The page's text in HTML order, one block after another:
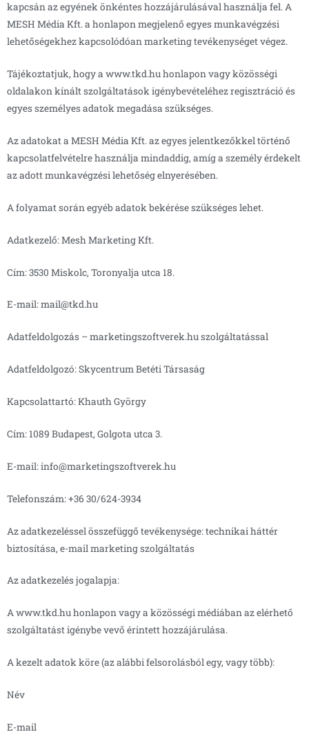
kapcsán az egyének önkéntes hozzájárulásával használja fel. A
MESH Média Kft. a honlapon megjelenő egyes munkavégzési
lehetőségekhez kapcsolódóan marketing tevékenységet végez.
Tájékoztatjuk, hogy a www.tkd.hu honlapon vagy közösségi
oldalakon kínált szolgáltatások igénybevételéhez regisztráció és
egyes személyes adatok megadása szükséges.
Az adatokat a MESH Média Kft. az egyes jelentkezőkkel történő
kapcsolatfelvételre használja mindaddig, amíg a személy érdekelt
az adott munkavégzési lehetőség elnyerésében.
A folyamat során egyéb adatok bekérése szükséges lehet.
Adatkezelő: Mesh Marketing Kft.
Cím: 3530 Miskolc, Toronyalja utca 18.
E-mail: mail@tkd.hu
Adatfeldolgozás – marketingszoftverek.hu szolgáltatással
Adatfeldolgozó: Skycentrum Betéti Társaság
Kapcsolattartó: Khauth György
Cím: 1089 Budapest, Golgota utca 3.
E-mail: info@marketingszoftverek.hu
Telefonszám: +36 30/624-3934
Az adatkezeléssel összefüggő tevékenysége: technikai háttér
biztosítása, e-mail marketing szolgáltatás
Az adatkezelés jogalapja:
A www.tkd.hu honlapon vagy a közösségi médiában az elérhető
szolgáltatást igénybe vevő érintett hozzájárulása.
A kezelt adatok köre (az alábbi felsorolásból egy, vagy több):
Név
E-mail